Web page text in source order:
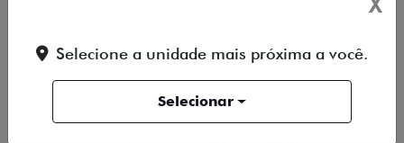
Selecione a unidade mais próxima a você.
Selecionar